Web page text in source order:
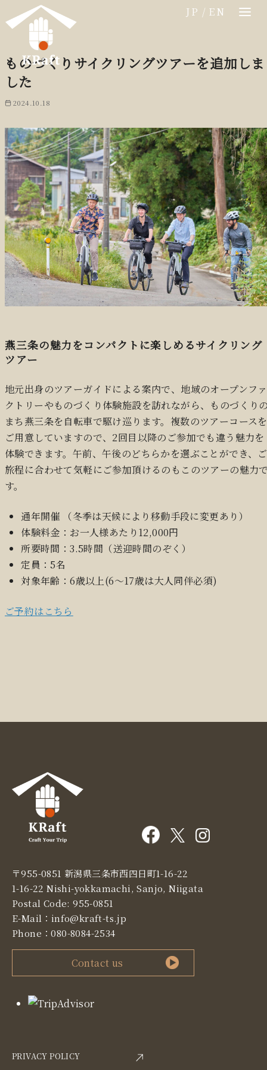
ン
ン
ツ
へ
移
JP / EN
ものづくりサイクリングツアーを追加しま
した
2024.10.18
燕三条の魅力をコンパクトに楽しめるサイクリング
ツアー
地元出身のツアーガイドによる案内で、地域のオープンファ
クトリーやものづくり体験施設を訪れながら、ものづくり
まち燕三条を自転車で駆け巡ります。複数のツアーコースを
ご用意していますので、2回目以降のご参加でも違う魅力を
体験できます。午前、午後のどちらかを選ぶことができ、ご
旅程に合わせて気軽にご参加頂けるのもこのツアーの魅力
す。
通年開催 （冬季は天候により移動手段に変更あり）
体験料金：お一人様あたり12,000円
所要時間：3.5時間（送迎時間のぞく）
定員：5名
対象年齢：6歳以上(6～17歳は大人同伴必須)
ご予約はこちら
〒955-0851 新潟県三条市西四日町1-16-22
1-16-22 Nishi-yokkamachi, Sanjo, Niigata
Postal Code: 955-0851
E-Mail： info@kraft-ts.jp
Phone：080-8084-2534
Contact us
PRIVACY POLICY